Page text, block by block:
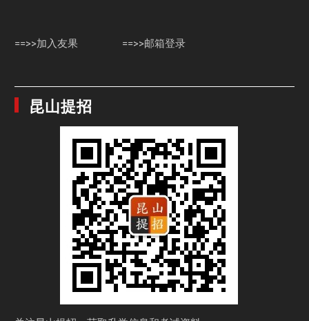
==>>加入友果 ==>>邮箱登录
昆山提招